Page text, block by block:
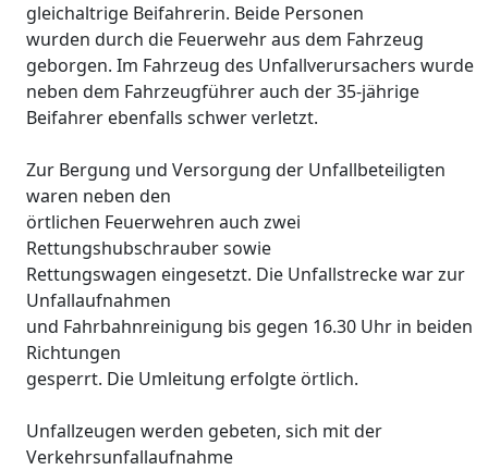
gleichaltrige Beifahrerin. Beide Personen
wurden durch die Feuerwehr aus dem Fahrzeug
geborgen. Im Fahrzeug des Unfallverursachers wurde
neben dem Fahrzeugführer auch der 35-jährige
Beifahrer ebenfalls schwer verletzt.
Zur Bergung und Versorgung der Unfallbeteiligten
waren neben den
örtlichen Feuerwehren auch zwei
Rettungshubschrauber sowie
Rettungswagen eingesetzt. Die Unfallstrecke war zur
Unfallaufnahmen
und Fahrbahnreinigung bis gegen 16.30 Uhr in beiden
Richtungen
gesperrt. Die Umleitung erfolgte örtlich.
Unfallzeugen werden gebeten, sich mit der
Verkehrsunfallaufnahme